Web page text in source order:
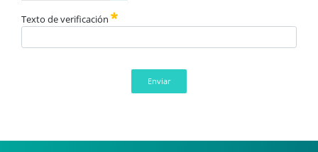
Texto de verificación
Enviar